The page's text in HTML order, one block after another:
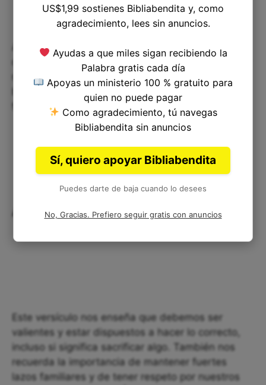
Además, podemos ver en este versículo el poder
de la familia. Moisés se comunica con su suegro y
recibe su bendición antes de partir. Este es un
buen ejemplo de cómo la familia puede ser una
fuente de sabiduría y apoyo en nuestras vidas.
Aplicación en la vida diaria
Este versículo nos enseña que debemos ser
valientes y estar dispuestos a hacer lo correcto,
incluso si significa sacrificar algo. También nos
recuerda la importancia de mantener fuertes
lazos familiares y de tener respeto por nuestros
US$1,99 sostienes Bibliabendita y, como
agradecimiento, lees sin anuncios.
Ayudas a que miles sigan recibiendo la
Palabra gratis cada día
Apoyas un ministerio 100 % gratuito para
quien no puede pagar
Como agradecimiento, tú navegas
Bibliabendita sin anuncios
Sí, quiero apoyar Bibliabendita
Puedes darte de baja cuando lo desees
No, Gracias. Prefiero seguir gratis con anuncios